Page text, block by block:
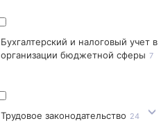
Бухгалтерский и налоговый учет в
организации бюджетной сферы 7
Трудовое законодательство 24